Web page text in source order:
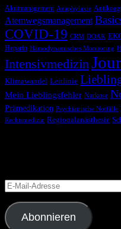
Akutmanagement Anaphylaxie
Atemwegsmanagement
COVID-19 CRM DOAK
Heparin Hämodynamisches Monitoring
Intensivmedizin
Klimawandel Leitlinie
Mein Lieblingsfehler Narkose
Prämedikation Psychiatrische Notfälle
Rechtsmedizin Regionalanästhesie
E-
Mail-
Adresse
Abonnieren